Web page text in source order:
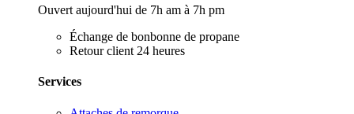
Ouvert aujourd'hui de 7h am à 7h pm
Échange de bonbonne de propane
Retour client 24 heures
Services